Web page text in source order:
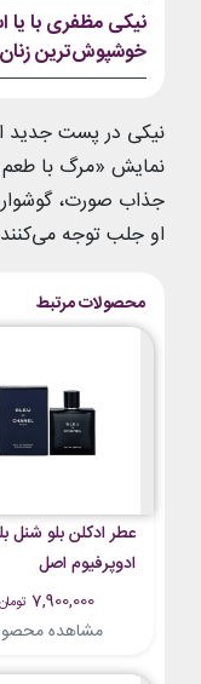
نیکی مظفری با یا
خوشپوش‌ترین
نیکی در پست جدید
نمایش «مرگ با طعم
جذاب صورت،
او جلب توجه
محصولات مرتبط
عطر ادکلن بلو شنل
ادوپرفیوم اصل
7,900,000 تومان
مشاهده